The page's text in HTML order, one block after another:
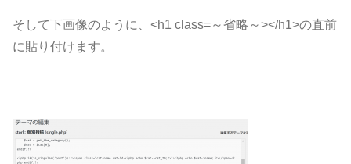
そして下画像のように、<h1 class=～省略～></h1>の直前
に貼り付けます。